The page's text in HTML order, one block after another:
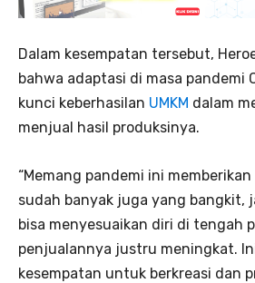
Dalam kesempatan tersebut,
bahwa adaptasi di masa pandemi
kunci keberhasilan UMKM dalam
menjual hasil produksinya.
“Memang pandemi ini
sudah banyak juga yang bangkit,
bisa menyesuaikan diri di tengah
penjualannya justru meningkat.
kesempatan untuk berkreasi dan